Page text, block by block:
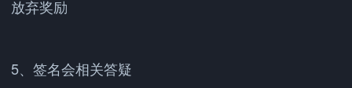
放弃奖励
5、签名会相关答疑